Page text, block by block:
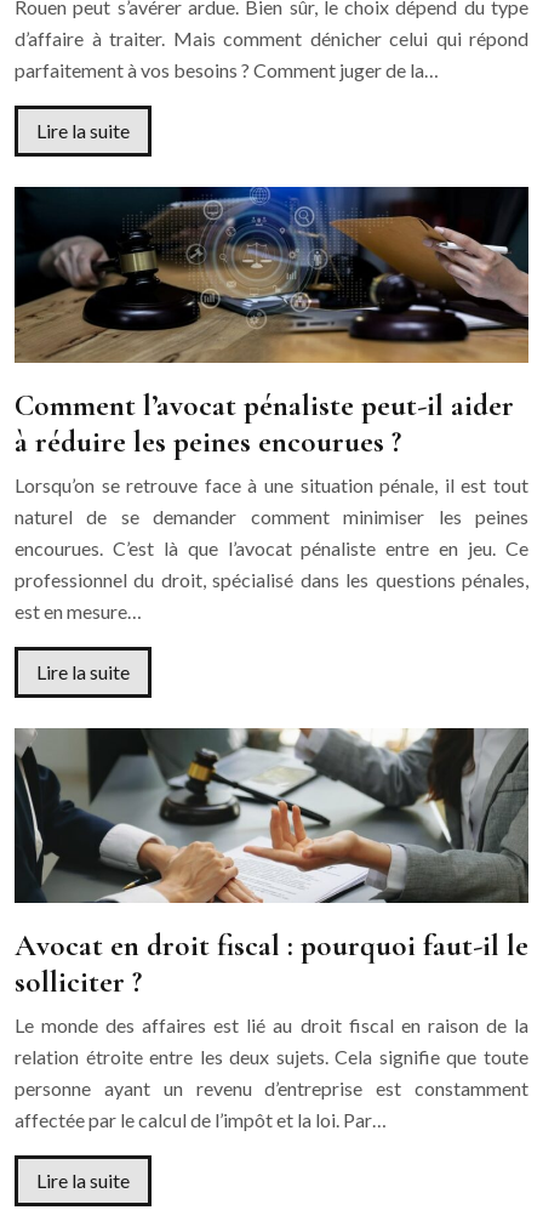
Rouen peut s’avérer ardue. Bien sûr, le choix dépend du type
d’affaire à traiter. Mais comment dénicher celui qui répond
parfaitement à vos besoins ? Comment juger de la…
Lire la suite
Comment l’avocat pénaliste peut-il aider
à réduire les peines encourues ?
Lorsqu’on se retrouve face à une situation pénale, il est tout
naturel de se demander comment minimiser les peines
encourues. C’est là que l’avocat pénaliste entre en jeu. Ce
professionnel du droit, spécialisé dans les questions pénales,
est en mesure…
Lire la suite
Avocat en droit fiscal : pourquoi faut-il le
solliciter ?
Le monde des affaires est lié au droit fiscal en raison de la
relation étroite entre les deux sujets. Cela signifie que toute
personne ayant un revenu d’entreprise est constamment
affectée par le calcul de l’impôt et la loi. Par…
Lire la suite